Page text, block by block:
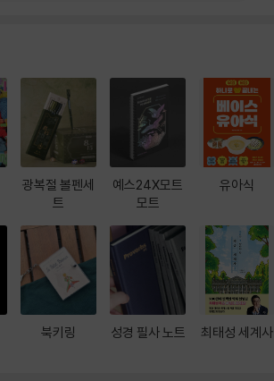
광복절 볼펜세
트
북키링
예스24X모트
모트
성경 필사 노트
유아식
최태성 세계사